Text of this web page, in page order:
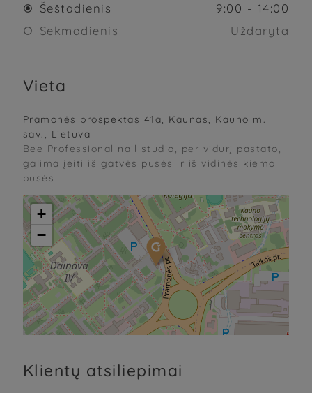
 Šeštadienis 9:00 - 14:00
 Sekmadienis Uždaryta
Vieta
Pramonės prospektas 41a, Kaunas, Kauno m.
sav., Lietuva
Bee Professional nail studio, per vidurį pastato,
galima įeiti iš gatvės pusės ir iš vidinės kiemo
pusės
+
−
Klientų atsiliepimai